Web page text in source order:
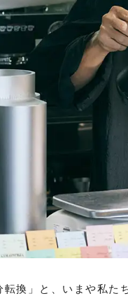
転換」と、いまや私